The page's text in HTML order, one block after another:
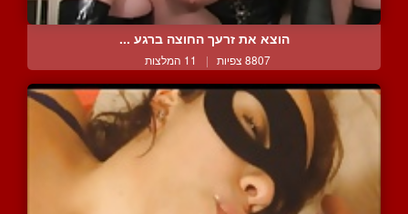
הוצא את זרעך החוצה ברגע ...
8807 צפיות | 11 המלצות